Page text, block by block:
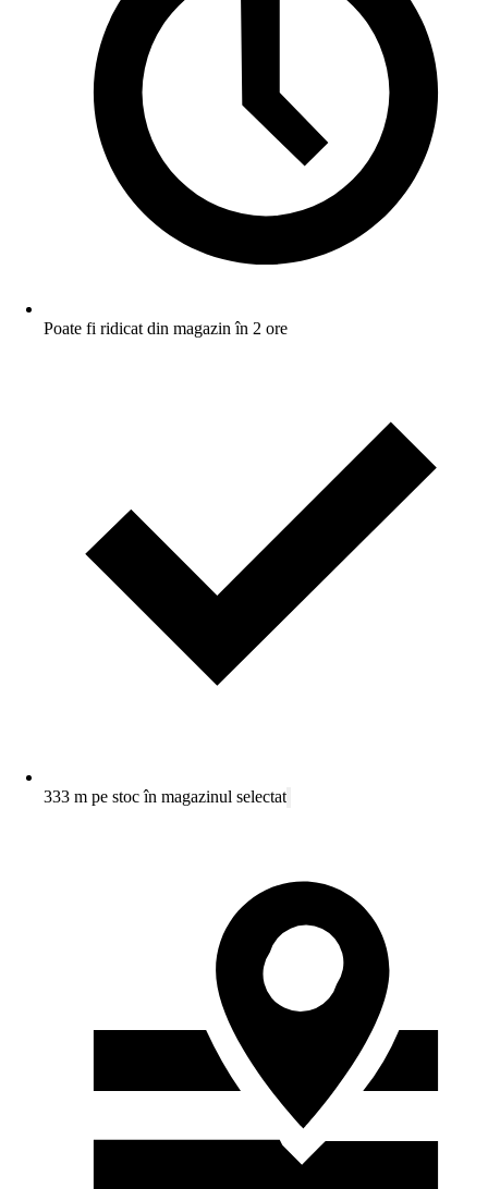
Poate fi ridicat din magazin în 2 ore
333 m pe stoc în magazinul selectat